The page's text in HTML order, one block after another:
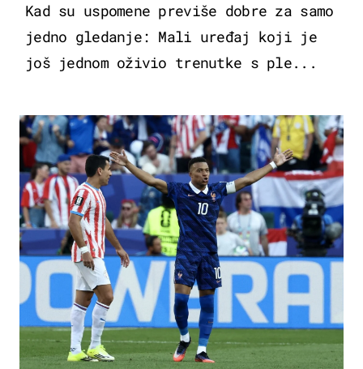
Kad su uspomene previše dobre za samo
jedno gledanje: Mali uređaj koji je
još jednom oživio trenutke s ple...
SVJETSKO PRVENSTVO 2026